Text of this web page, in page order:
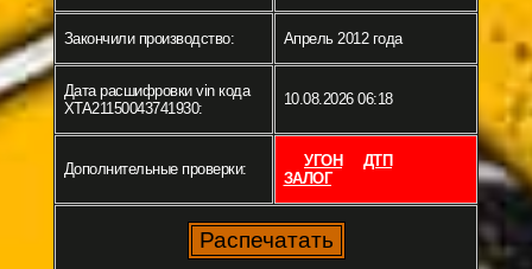
Закончили производство: Апрель 2012 года
Дата расшифровки vin кода
XTA21150043741930:
10.08.2026 06:18
Дополнительные проверки: УГОН
ДТП
ЗАЛОГ